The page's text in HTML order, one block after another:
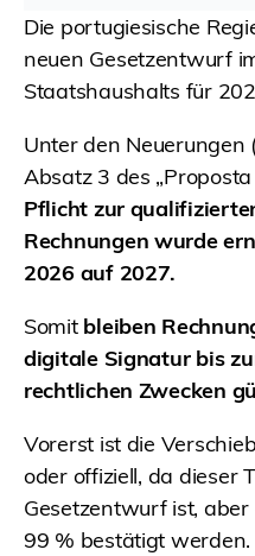
Die portugiesische
neuen Gesetzentwurf
Staatshaushalts für
Unter den
Absatz 3 des „Proposta
Pflicht zur
Rechnungen wurde
2026 auf 2027.
Somit bleiben
digitale Signatur bis
rechtlichen Zwecken
Vorerst ist die
oder offiziell, da dieser
Gesetzentwurf ist,
99 % bestätigt werden.